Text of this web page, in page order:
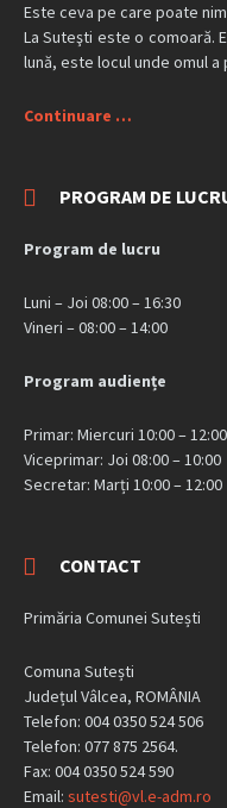
Este ceva pe care poate
La Suteşti este o comoară.
lună, este locul unde omul
Continuare …
PROGRAM DE
Program de lucru
Luni – Joi 08:00 – 16:30
Vineri – 08:00 – 14:00
Program audiențe
Primar: Miercuri 10:00 – 12:00
Viceprimar: Joi 08:00 – 10:00
Secretar: Marți 10:00 – 12:00
CONTACT
Primăria Comunei Sutești
Comuna Sutești
Județul Vâlcea, ROMÂNIA
Telefon: 004 0350 524 506
Telefon: 077 875 2564.
Fax: 004 0350 524 590
Email: sutesti@vl.e-adm.ro